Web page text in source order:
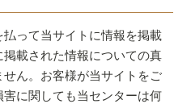
って当サイトに情報を掲載
載された情報についての真
ん。お客様が当サイトをご
に関しても当センターは何